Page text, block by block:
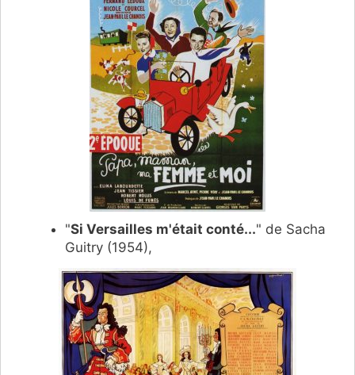
"Si Versailles m'était conté..." de Sacha
Guitry (1954),